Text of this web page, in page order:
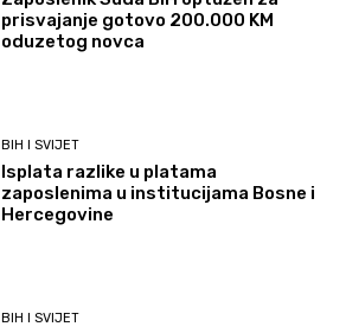
prisvajanje gotovo 200.000 KM
oduzetog novca
BIH I SVIJET
Isplata razlike u platama
zaposlenima u institucijama Bosne i
Hercegovine
BIH I SVIJET